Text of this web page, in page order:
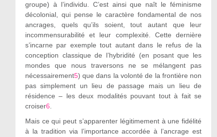
groupe) à l’individu. C’est ainsi que naît le féminisme
décolonial, qui pense le caractère fondamental de nos
ancrages, quels qu’ils soient, tout autant que leur
incommensurabilité et leur complexité. Cette dernière
s’incarne par exemple tout autant dans le refus de la
conception classique de l’hybridité (en posant que les
mondes que nous traversons ne se mélangent pas
nécessairement5) que dans la volonté de la frontière non
pas simplement un lieu de passage mais un lieu de
résidence – les deux modalités pouvant tout à fait se
croiser6.
Mais ce qui peut s’apparenter légitimement à une fidélité
à la tradition via l’importance accordée à l’ancrage est